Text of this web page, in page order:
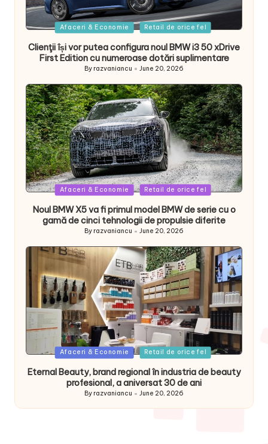
Posted
Afaceri & Economie Retail de orice fel
Clienţii își vor putea configura noul BMW i3 50 xDrive
First Edition cu numeroase dotări suplimentare
Posted
By razvaniancu June 20, 2026
Posted
Afaceri & Economie Retail de orice fel
Noul BMW X5 va fi primul model BMW de serie cu o
gamă de cinci tehnologii de propulsie diferite
Posted
By razvaniancu June 20, 2026
Posted
Afaceri & Economie Retail de orice fel
Eternal Beauty, brand regional în industria de beauty
profesional, a aniversat 30 de ani
Posted
By razvaniancu June 20, 2026